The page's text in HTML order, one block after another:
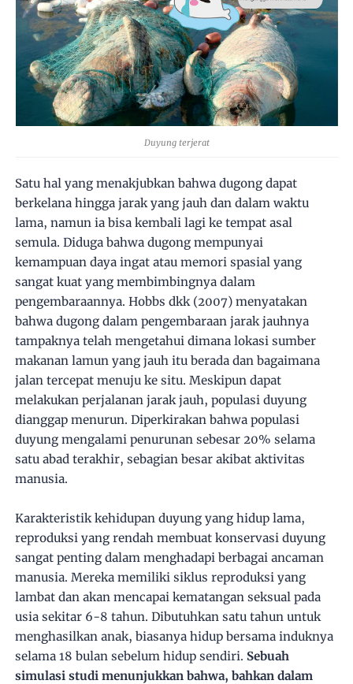
Duyung terjerat
Satu hal yang menakjubkan bahwa dugong dapat
berkelana hingga jarak yang jauh dan dalam waktu
lama, namun ia bisa kembali lagi ke tempat asal
semula. Diduga bahwa dugong mempunyai
kemampuan daya ingat atau memori spasial yang
sangat kuat yang membimbingnya dalam
pengembaraannya. Hobbs dkk (2007) menyatakan
bahwa dugong dalam pengembaraan jarak jauhnya
tampaknya telah mengetahui dimana lokasi sumber
makanan lamun yang jauh itu berada dan bagaimana
jalan tercepat menuju ke situ. Meskipun dapat
melakukan perjalanan jarak jauh, populasi duyung
dianggap menurun. Diperkirakan bahwa populasi
duyung mengalami penurunan sebesar 20% selama
satu abad terakhir, sebagian besar akibat aktivitas
manusia.
Karakteristik kehidupan duyung yang hidup lama,
reproduksi yang rendah membuat konservasi duyung
sangat penting dalam menghadapi berbagai ancaman
manusia. Mereka memiliki siklus reproduksi yang
lambat dan akan mencapai kematangan seksual pada
usia sekitar 6-8 tahun. Dibutuhkan satu tahun untuk
menghasilkan anak, biasanya hidup bersama induknya
selama 18 bulan sebelum hidup sendiri. Sebuah
simulasi studi menunjukkan bahwa, bahkan dalam